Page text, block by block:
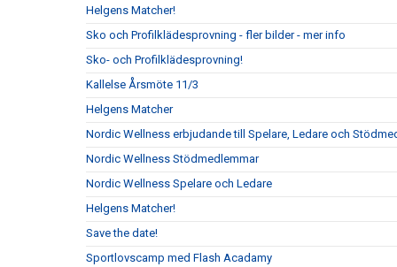
Helgens Matcher!
Sko och Profilklädesprovning - fler bilder - mer info
Sko- och Profilklädesprovning!
Kallelse Årsmöte 11/3
Helgens Matcher
Nordic Wellness erbjudande till Spelare, Ledare och
Nordic Wellness Stödmedlemmar
Nordic Wellness Spelare och Ledare
Helgens Matcher!
Save the date!
Sportlovscamp med Flash Acadamy